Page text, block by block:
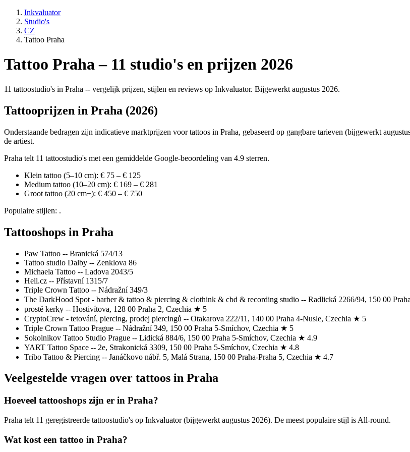
Inkvaluator
Studio's
CZ
Tattoo Praha
Tattoo Praha – 11 studio's en prijzen 2026
11 tattoostudio's in Praha -- vergelijk prijzen, stijlen en reviews op Inkvaluator. Bijgewerkt augustus 2026.
Tattooprijzen in Praha (2026)
Onderstaande bedragen zijn indicatieve marktprijzen voor tattoos in Praha, gebaseerd op gangbare tarieven (bijgewerkt
de artiest.
Praha telt 11 tattoostudio's met een gemiddelde Google-beoordeling van 4.9 sterren.
Klein tattoo (5–10 cm): € 75 – € 125
Medium tattoo (10–20 cm): € 169 – € 281
Groot tattoo (20 cm+): € 450 – € 750
Populaire stijlen: .
Tattooshops in Praha
Paw Tattoo -- Branická 574/13
Tattoo studio Dalby -- Zenklova 86
Michaela Tattoo -- Ladova 2043/5
Hell.cz -- Přístavní 1315/7
Triple Crown Tattoo -- Nádražní 349/3
The DarkHood Spot - barber & tattoo & piercing & clothink & cbd & recording studio -- Radlická 2266/94, 150 00
prostě kerky -- Hostivítova, 128 00 Praha 2, Czechia ★ 5
CryptoCrew - tetování, piercing, prodej piercingů -- Otakarova 222/11, 140 00 Praha 4-Nusle, Czechia ★ 5
Triple Crown Tattoo Prague -- Nádražní 349, 150 00 Praha 5-Smíchov, Czechia ★ 5
Sokolnikov Tattoo Studio Prague -- Lidická 884/6, 150 00 Praha 5-Smíchov, Czechia ★ 4.9
YART Tattoo Space -- 2e, Strakonická 3309, 150 00 Praha 5-Smíchov, Czechia ★ 4.8
Tribo Tattoo & Piercing -- Janáčkovo nábř. 5, Malá Strana, 150 00 Praha-Praha 5, Czechia ★ 4.7
Veelgestelde vragen over tattoos in Praha
Hoeveel tattooshops zijn er in Praha?
Praha telt 11 geregistreerde tattoostudio's op Inkvaluator (bijgewerkt augustus 2026). De meest populaire stijl is All-round.
Wat kost een tattoo in Praha?